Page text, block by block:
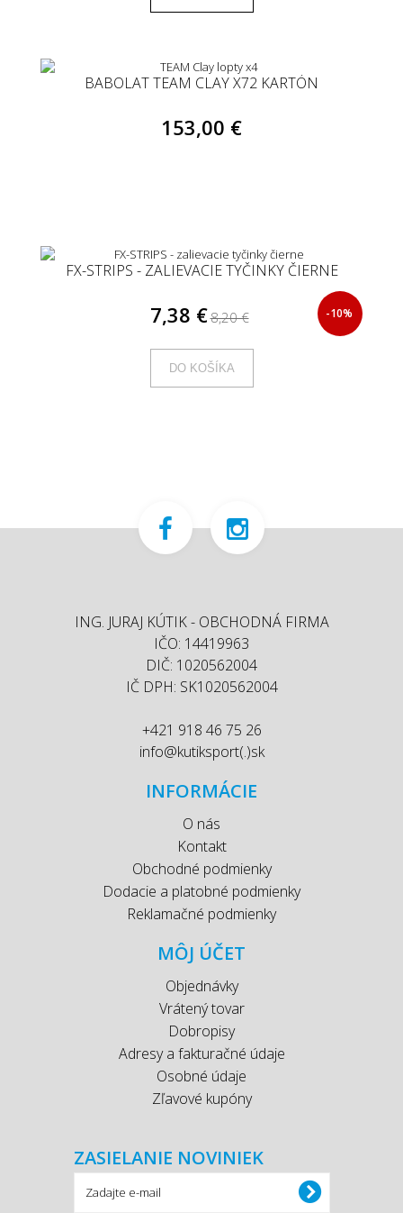
BABOLAT TEAM CLAY X72 KARTÓN
153,00 €
FX-STRIPS - ZALIEVACIE TYČINKY ČIERNE
7,38 €8,20 € -10%
DO KOŠÍKA
ING. JURAJ KÚTIK - OBCHODNÁ FIRMA
IČO: 14419963
DIČ: 1020562004
IČ DPH: SK1020562004
+421 918 46 75 26
info@kutiksport(.)sk
INFORMÁCIE
O nás
Kontakt
Obchodné podmienky
Dodacie a platobné podmienky
Reklamačné podmienky
MÔJ ÚČET
Objednávky
Vrátený tovar
Dobropisy
Adresy a fakturačné údaje
Osobné údaje
Zľavové kupóny
ZASIELANIE NOVINIEK